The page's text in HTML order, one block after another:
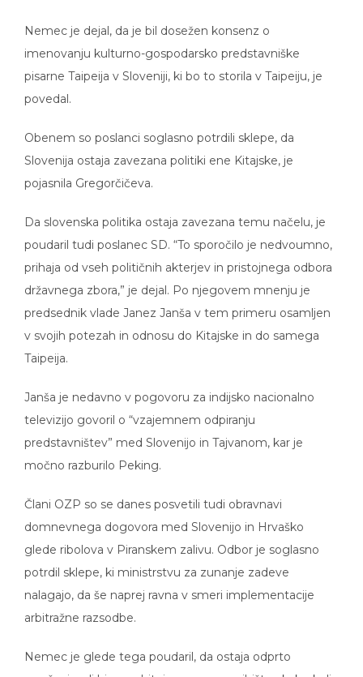
Nemec je dejal, da je bil dosežen konsenz o
imenovanju kulturno-gospodarsko predstavniške
pisarne Taipeija v Sloveniji, ki bo to storila v Taipeiju, je
povedal.
Obenem so poslanci soglasno potrdili sklepe, da
Slovenija ostaja zavezana politiki ene Kitajske, je
pojasnila Gregorčičeva.
Da slovenska politika ostaja zavezana temu načelu, je
poudaril tudi poslanec SD. “To sporočilo je nedvoumno,
prihaja od vseh političnih akterjev in pristojnega odbora
državnega zbora,” je dejal. Po njegovem mnenju je
predsednik vlade Janez Janša v tem primeru osamljen
v svojih potezah in odnosu do Kitajske in do samega
Taipeija.
Janša je nedavno v pogovoru za indijsko nacionalno
televizijo govoril o “vzajemnem odpiranju
predstavništev” med Slovenijo in Tajvanom, kar je
močno razburilo Peking.
Člani OZP so se danes posvetili tudi obravnavi
domnevnega dogovora med Slovenijo in Hrvaško
glede ribolova v Piranskem zalivu. Odbor je soglasno
potrdil sklepe, ki ministrstvu za zunanje zadeve
nalagajo, da še naprej ravna v smeri implementacije
arbitražne razsodbe.
Nemec je glede tega poudaril, da ostaja odprto